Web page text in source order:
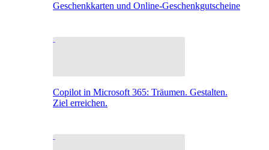
Geschenkkarten und Online-Geschenkgutscheine
Copilot in Microsoft 365: Träumen. Gestalten.
Ziel erreichen.